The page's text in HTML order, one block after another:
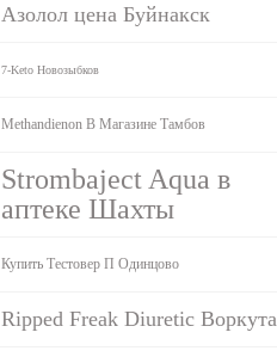
Азолол цена Буйнакск
7-Keto Новозыбков
Methandienon В Магазине Тамбов
Strombaject Aqua в
аптеке Шахты
Купить Тестовер П Одинцово
Ripped Freak Diuretic Воркута